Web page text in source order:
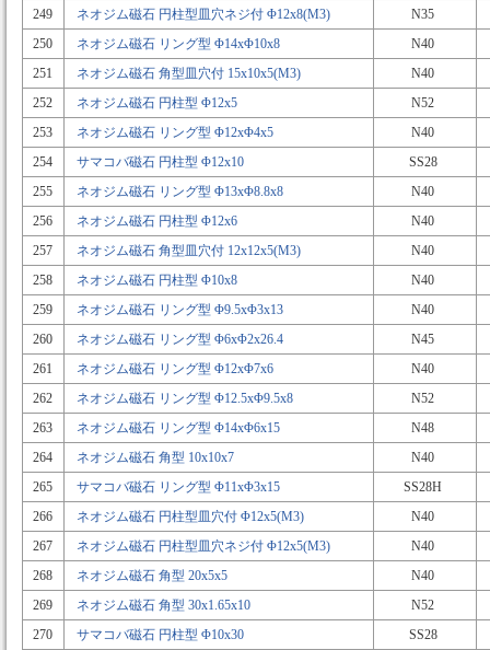
249
ネオジム磁石 円柱型皿穴ネジ付 Φ12x8(M3)
N35
250
ネオジム磁石 リング型 Φ14xΦ10x8
N40
251
ネオジム磁石 角型皿穴付 15x10x5(M3)
N40
252
ネオジム磁石 円柱型 Φ12x5
N52
253
ネオジム磁石 リング型 Φ12xΦ4x5
N40
254
サマコバ磁石 円柱型 Φ12x10
SS28
255
ネオジム磁石 リング型 Φ13xΦ8.8x8
N40
256
ネオジム磁石 円柱型 Φ12x6
N40
257
ネオジム磁石 角型皿穴付 12x12x5(M3)
N40
258
ネオジム磁石 円柱型 Φ10x8
N40
259
ネオジム磁石 リング型 Φ9.5xΦ3x13
N40
260
ネオジム磁石 リング型 Φ6xΦ2x26.4
N45
261
ネオジム磁石 リング型 Φ12xΦ7x6
N40
262
ネオジム磁石 リング型 Φ12.5xΦ9.5x8
N52
263
ネオジム磁石 リング型 Φ14xΦ6x15
N48
264
ネオジム磁石 角型 10x10x7
N40
265
サマコバ磁石 リング型 Φ11xΦ3x15
SS28H
266
ネオジム磁石 円柱型皿穴付 Φ12x5(M3)
N40
267
ネオジム磁石 円柱型皿穴ネジ付 Φ12x5(M3)
N40
268
ネオジム磁石 角型 20x5x5
N40
269
ネオジム磁石 角型 30x1.65x10
N52
270
サマコバ磁石 円柱型 Φ10x30
SS28